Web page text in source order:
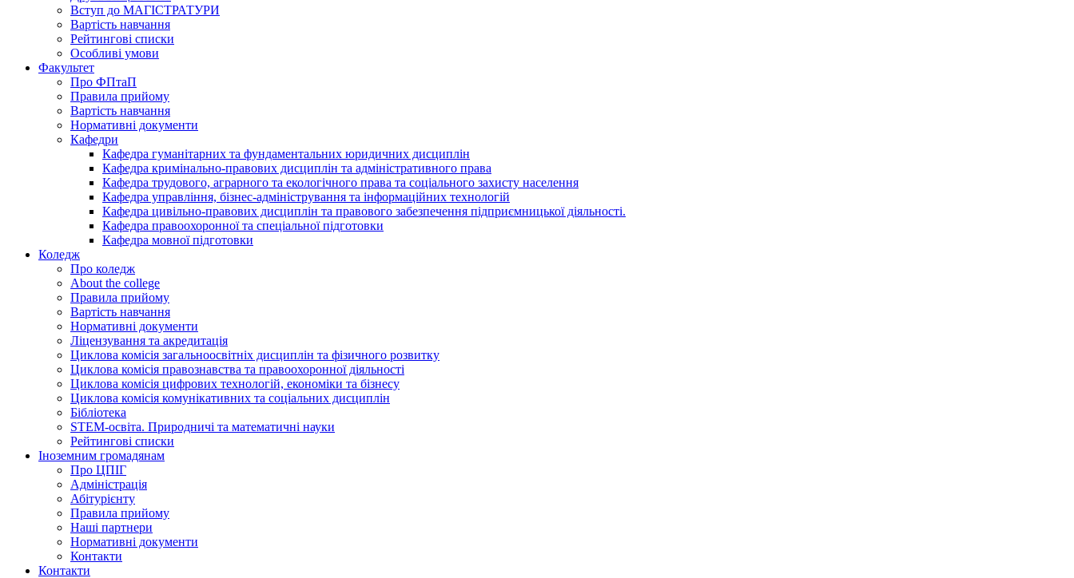
Вступ до МАГІСТРАТУРИ
Вартість навчання
Рейтингові списки
Особливі умови
Факультет
Про ФПтаП
Правила прийому
Вартість навчання
Нормативні документи
Кафедри
Кафедра гуманітарних та фундаментальних юридичних дисциплін
Кафедра кримінально-правових дисциплін та адміністративного права
Кафедра трудового, аграрного та екологічного права та соціального захисту населення
Кафедра управління, бізнес-адміністрування та інформаційних технологій
Кафедра цивільно-правових дисциплін та правового забезпечення підприємницької діяльності.
Кафедра правоохоронної та спеціальної підготовки
Кафедра мовної підготовки
Коледж
Про коледж
About the college
Правила прийому
Вартість навчання
Нормативні документи
Ліцензування та акредитація
Циклова комісія загальноосвітніх дисциплін та фізичного розвитку
Циклова комісія правознавства та правоохоронної діяльності
Циклова комісія цифрових технологій, економіки та бізнесу
Циклова комісія комунікативних та соціальних дисциплін
Бібліотека
STEM-освіта. Природничі та математичні науки
Рейтингові списки
Іноземним громадянам
Про ЦПІГ
Адміністрація
Абітурієнту
Правила прийому
Наші партнери
Нормативні документи
Контакти
Контакти